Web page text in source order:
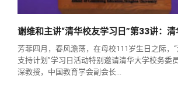
谢维和主讲“清华校友学习日”第33讲：
芳菲四月，春风澹荡，在母校111岁生日之际，
支持计划”学习日活动特别邀请清华大学校务委
深教授，中国教育学会副会长...